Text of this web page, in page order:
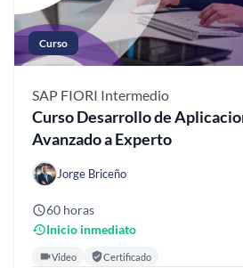
Curso
SAP FIORI Intermedio
Curso Desarrollo de
Avanzado a Experto
Jorge Briceño
60 horas
Inicio inmediato
Video Certificado